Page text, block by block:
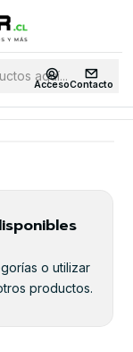
AccesoContacto
Todo Chile · Retiro en
o utilizar
productos.